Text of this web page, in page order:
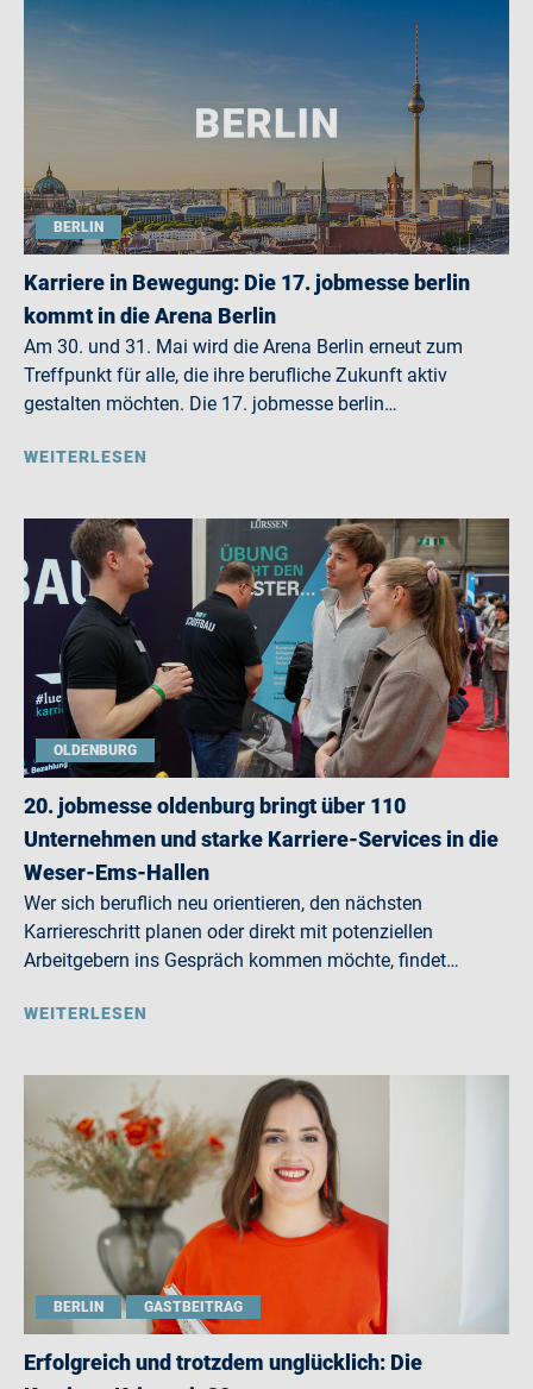
BERLIN
Karriere in Bewegung: Die 17. jobmesse berlin
kommt in die Arena Berlin
Am 30. und 31. Mai wird die Arena Berlin erneut zum
Treffpunkt für alle, die ihre berufliche Zukunft aktiv
gestalten möchten. Die 17. jobmesse berlin…
WEITERLESEN
OLDENBURG
20. jobmesse oldenburg bringt über 110
Unternehmen und starke Karriere-Services in die
Weser-Ems-Hallen
Wer sich beruflich neu orientieren, den nächsten
Karriereschritt planen oder direkt mit potenziellen
Arbeitgebern ins Gespräch kommen möchte, findet…
WEITERLESEN
BERLIN GASTBEITRAG
Erfolgreich und trotzdem unglücklich: Die